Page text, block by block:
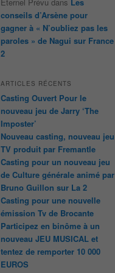
conseils d’Arsène pour
gagner à « N’oubliez pas les
paroles » de Nagui sur France
2
ARTICLES RÉCENTS
Casting Ouvert Pour le
nouveau jeu de Jarry ‘The
Imposter’
Nouveau casting, nouveau jeu
TV produit par Fremantle
Casting pour un nouveau jeu
de Culture générale animé par
Bruno Guillon sur La 2
Casting pour une nouvelle
émission Tv de Brocante
Participez en binôme à un
nouveau JEU MUSICAL et
tentez de remporter 10 000
EUROS